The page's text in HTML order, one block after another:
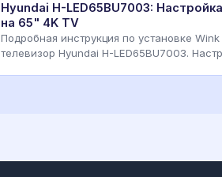
Hyundai H-LED65BU7003:
на 65" 4K TV
Подробная инструкция по установке Wink
телевизор Hyundai H-LED65BU7003.